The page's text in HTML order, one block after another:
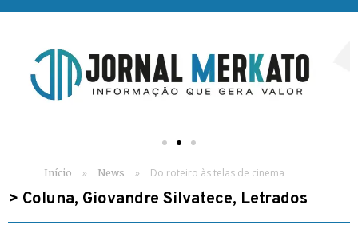
Início » News » Do roteiro às telas de cinema
> Coluna, Giovandre Silvatece, Letrados